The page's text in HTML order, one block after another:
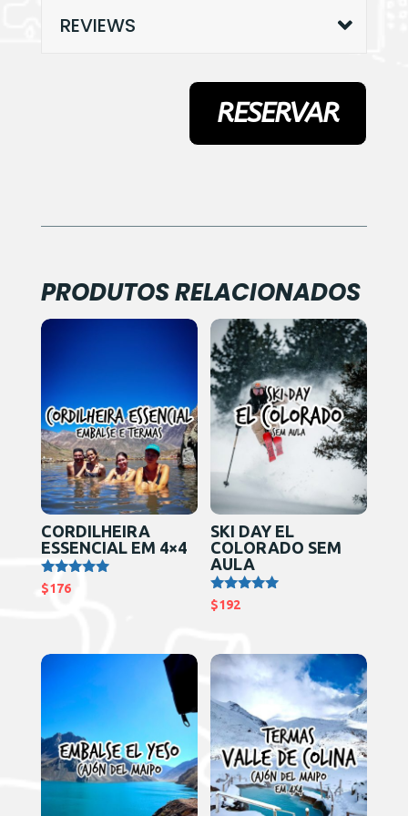
REVIEWS
RESERVAR
PRODUTOS RELACIONADOS
CORDILHEIRA
ESSENCIAL EM 4×4
Avaliação
5.00
$176
SKI DAY EL
COLORADO SEM
AULA
Avaliação
5.00
$192